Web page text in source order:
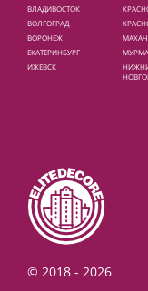
ВЛАДИВОСТОК
ВОЛГОГРАД
ВОРОНЕЖ
ЕКАТЕРИНБУРГ
ИЖЕВСК
© 2018 - 2026